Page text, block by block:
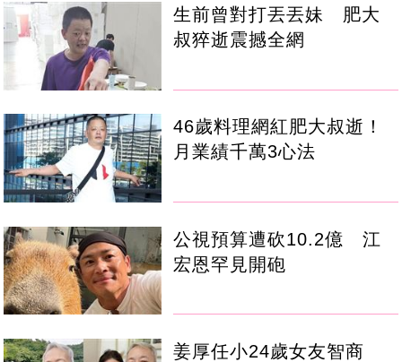
生前曾對打丟丟妹 肥大
叔猝逝震撼全網
46歲料理網紅肥大叔逝！
月業績千萬3心法
公視預算遭砍10.2億 江
宏恩罕見開砲
姜厚任小24歲女友智商